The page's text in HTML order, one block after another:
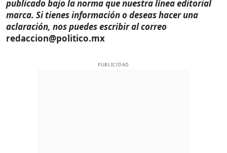
publicado bajo la norma que nuestra línea editorial
marca. Si tienes información o deseas hacer una
aclaración, nos puedes escribir al correo
redaccion@politico.mx
PUBLICIDAD